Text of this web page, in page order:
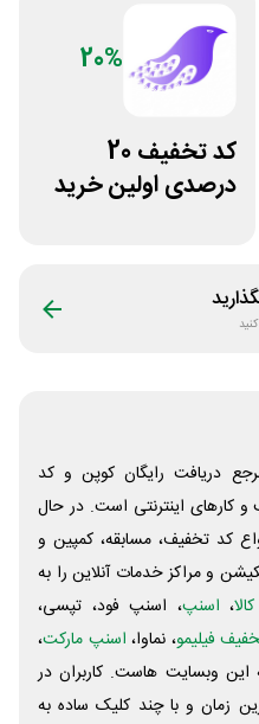
20%
کد تخفیف 20
درصدی اولین خرید
دریافت رایگان کوپن و کد
کارهای اینترنتی است. در حال
کد تخفیف، مسابقه، کمپین و
و مراکز خدمات آنلاین را به
، اسنپ، اسنپ فود، تپسی،
فیلیمو، نماوا، اسنپ مارکت،
این وبسایت ‌هاست. کاربران در
زمان و با چند کلیک ساده به